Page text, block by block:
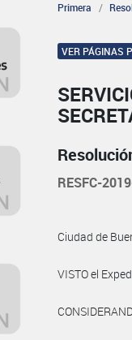
Primera
VER PÁGINAS
RESFC-
Ciudad de
VISTO el